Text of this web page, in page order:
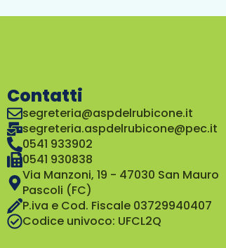
Contatti
segreteria@aspdelrubicone.it
segreteria.aspdelrubicone@pec.it
0541 933902
0541 930838
Via Manzoni, 19 - 47030 San Mauro
Pascoli (FC)
P.iva e Cod. Fiscale 03729940407
Codice univoco: UFCL2Q